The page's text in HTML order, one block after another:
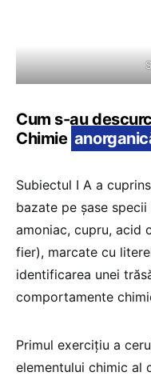
Cum s-au
Chimie
Subiectul I A a
bazate pe șase
amoniac, cupru, acid
fier), marcate cu
identificarea unei
comportamente
Primul exercițiu a
elementului chimic al